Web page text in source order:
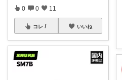
0 0 11
コレ いいね